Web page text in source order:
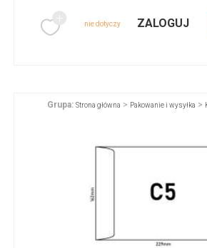
nie dotyczy ZALOGUJ
Grupa: Strona główna > Pakowanie i wysyłka >